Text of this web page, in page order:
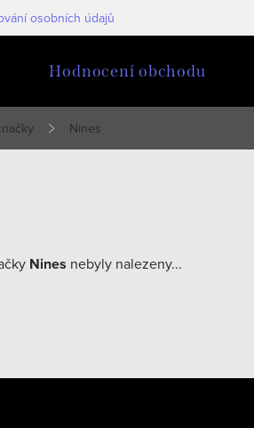
osobních údajů
Hodnocení obchodu
Nines
Nines nebyly nalezeny...